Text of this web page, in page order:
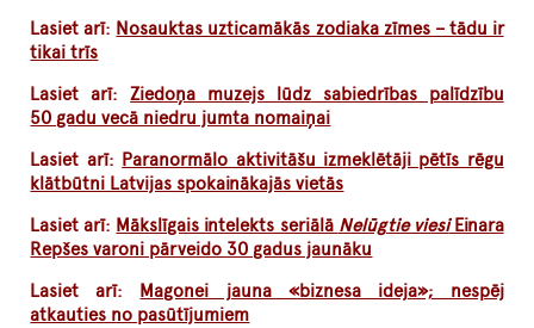
Lasiet arī: Nosauktas uzticamākās zodiaka zīmes – tādu ir
tikai trīs
Lasiet arī:Ziedoņa muzejs lūdz sabiedrības palīdzību
50 gadu vecā niedru jumta nomaiņai
Lasiet arī: Paranormālo aktivitāšu izmeklētāji pētīs rēgu
klātbūtni Latvijas spokainākajās vietās
Lasiet arī: Mākslīgais intelekts seriālā Nelūgtie viesiEinara
Repšes varoni pārveido 30 gadus jaunāku
Lasiet arī:
Magonei jauna «biznesa ideja»; nespēj
atkauties no pasūtījumiem